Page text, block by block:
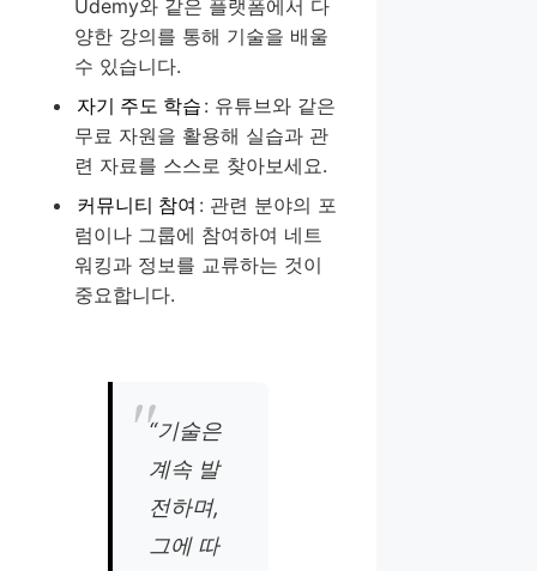
Udemy와 같은 플랫폼에서 다
양한 강의를 통해 기술을 배울
수 있습니다.
자기 주도 학습 : 유튜브와 같은
무료 자원을 활용해 실습과 관
련 자료를 스스로 찾아보세요.
커뮤니티 참여 : 관련 분야의 포
럼이나 그룹에 참여하여 네트
워킹과 정보를 교류하는 것이
중요합니다.
“기술은
계속 발
전하며,
그에 따